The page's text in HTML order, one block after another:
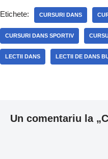
Etichete: CURSURI DANS
CURSURI DANS SPORTIV
LECTII DANS LECTII DE DANS
Un comentariu la